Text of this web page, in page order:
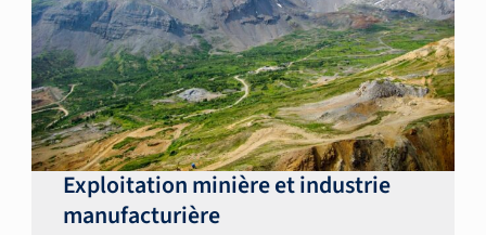
Exploitation minière et industrie
manufacturière